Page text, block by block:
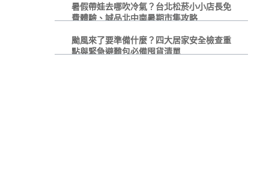
暑假帶娃去哪吹冷氣？台北松菸小小店長免
費體驗、誠品北中南暑期市集攻略
颱風來了要準備什麼？四大居家安全檢查重
點與緊急避難包必備囤貨清單